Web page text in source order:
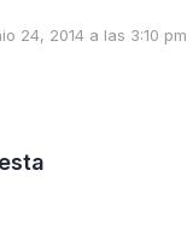
24, 2014 a las 3:10 pm